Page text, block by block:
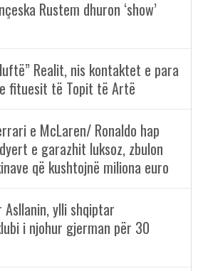
Rustem dhuron ‘show’
Realit, nis kontaktet e para
fituesit të Topit të Artë
e McLaren/ Ronaldo hap
e garazhit luksoz, zbulon
që kushtojnë miliona euro
ylli shqiptar
i njohur gjerman për 30